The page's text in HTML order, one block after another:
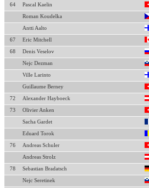
64 Pascal Kaelin
Roman Koudelka
Antti Aalto
67 Eric Mitchell
68 Denis Veselov
Nejc Dezman
Ville Larinto
Guillaume Berney
72 Alexander Hayboeck
73 Olivier Anken
Sacha Gardet
Eduard Torok
76 Andreas Schuler
Andreas Strolz
78 Sebastian Bradatsch
Nejc Seretinek